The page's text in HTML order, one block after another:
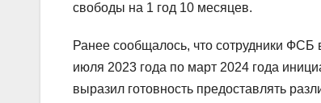
свободы на 1 год 10 месяцев.
Ранее сообщалось, что сотрудники ФСБ
июля 2023 года по март 2024 года
выразил готовность предоставлять